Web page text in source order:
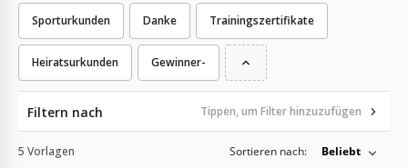
Sporturkunden Danke Trainingszertifikate
Heiratsurkunden Gewinner-
Filtern nach Tippen, um Filter hinzuzufügen
5 Vorlagen Sortieren nach: Beliebt